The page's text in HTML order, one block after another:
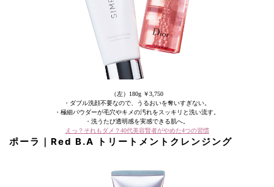
（左）180g ￥3,750
・ダブル洗顔不要なので、うるおいを奪いすぎない。
・極細パウダーが毛穴やキメの汚れをスッキリと洗い流す。
・洗うたび透明感を実感できる肌へ。
えっ？それもダメ？40代美容賢者がやめた4つの習慣
ポーラ｜Red B.A トリートメントクレンジング